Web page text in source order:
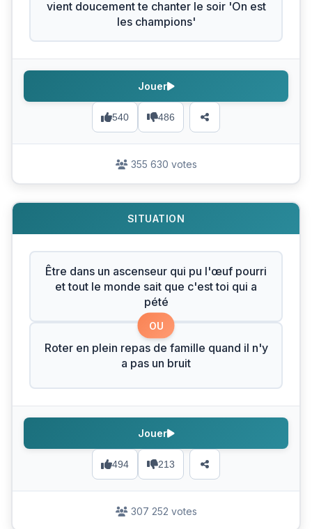
vient doucement te chanter le soir 'On est
les champions'
540 486
Jouer
355 630 votes
SITUATION
Être dans un ascenseur qui pu l'œuf pourri
et tout le monde sait que c'est toi qui a
pété
OU
Roter en plein repas de famille quand il n'y
a pas un bruit
494 213
Jouer
307 252 votes